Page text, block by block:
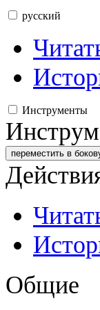
русский
Инструменты
переместить в
Общие